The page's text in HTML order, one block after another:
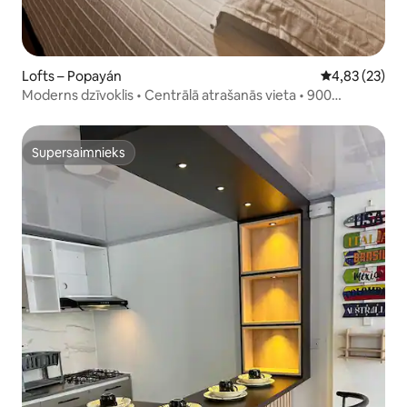
Lofts – Popayán Vidējais
4,83 (23)
Moderns dzīvoklis • Centrālā atrašanās vieta • 900
Supersaimnieks
Supersaimnieks